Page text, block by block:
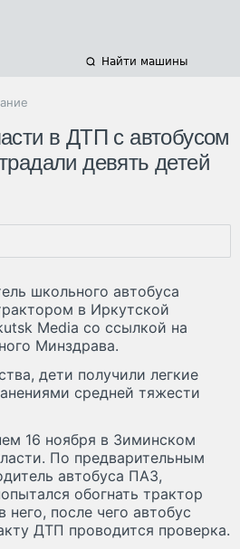
Найти машины
в ДТП с автобусом
девять детей
школьного автобуса
в Иркутской
Media со ссылкой на
Минздрава.
дети получили легкие
средней тяжести
16 ноября в Зиминском
По предварительным
автобуса ПАЗ,
обогнать трактор
после чего автобус
ДТП проводится проверка.